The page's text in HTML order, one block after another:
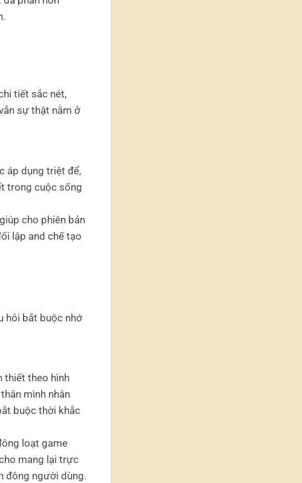
tiết sắc nét,
sự thật nằm ở
áp dụng triệt để,
trong cuộc sống
cho phiên bản
lập and chế tạo
hỏi bắt buộc nhớ
thiết theo hình
mình nhân
buộc thời khắc
loạt game
mang lại trực
đông người dùng.